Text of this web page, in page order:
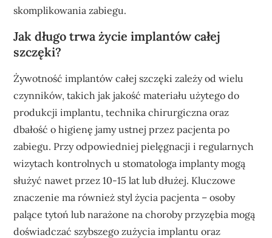
skomplikowania zabiegu.
Jak długo trwa życie implantów całej
szczęki?
Żywotność implantów całej szczęki zależy od wielu
czynników, takich jak jakość materiału użytego do
produkcji implantu, technika chirurgiczna oraz
dbałość o higienę jamy ustnej przez pacjenta po
zabiegu. Przy odpowiedniej pielęgnacji i regularnych
wizytach kontrolnych u stomatologa implanty mogą
służyć nawet przez 10-15 lat lub dłużej. Kluczowe
znaczenie ma również styl życia pacjenta – osoby
palące tytoń lub narażone na choroby przyzębia mogą
doświadczać szybszego zużycia implantu oraz